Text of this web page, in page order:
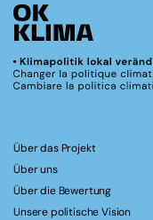
Über das Projekt
Über uns
Über die Bewertung
Unsere politische Vision